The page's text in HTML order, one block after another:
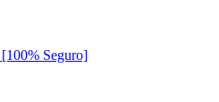
Seguro]